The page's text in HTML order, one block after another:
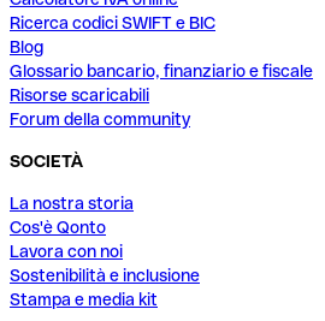
Ricerca codici SWIFT e BIC
Blog
Glossario bancario, finanziario e fiscale
Risorse scaricabili
Forum della community
SOCIETÀ
La nostra storia
Cos'è Qonto
Lavora con noi
Sostenibilità e inclusione
Stampa e media kit